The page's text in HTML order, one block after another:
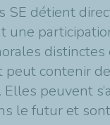
SE détient
une
distinctes
peut contenir
peuvent
le futur et